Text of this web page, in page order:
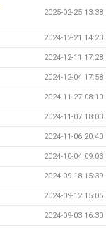
2025-02-25 13:38
2024-12-21 14:23
2024-12-11 17:28
2024-12-04 17:58
2024-11-27 08:10
2024-11-07 18:03
2024-11-06 20:40
2024-10-04 09:03
2024-09-18 15:39
2024-09-12 15:05
2024-09-03 16:30